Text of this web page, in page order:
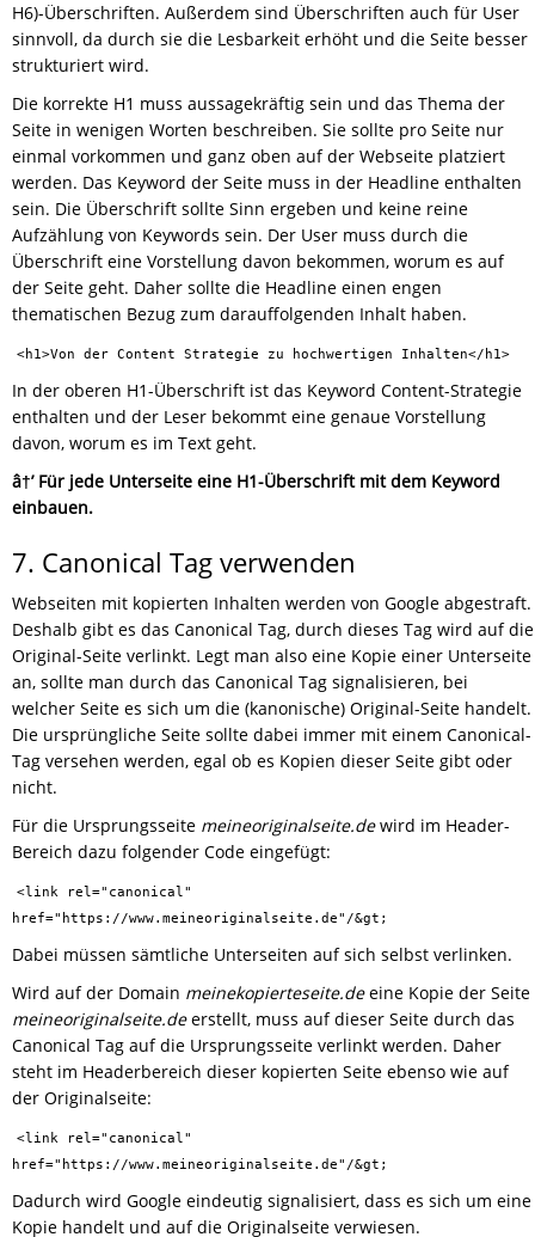
H6)-Überschriften. Außerdem sind Überschriften auch für User
sinnvoll, da durch sie die Lesbarkeit erhöht und die Seite besser
strukturiert wird.
Die korrekte H1 muss aussagekräftig sein und das Thema der
Seite in wenigen Worten beschreiben. Sie sollte pro Seite nur
einmal vorkommen und ganz oben auf der Webseite platziert
werden. Das Keyword der Seite muss in der Headline enthalten
sein. Die Überschrift sollte Sinn ergeben und keine reine
Aufzählung von Keywords sein. Der User muss durch die
Überschrift eine Vorstellung davon bekommen, worum es auf
der Seite geht. Daher sollte die Headline einen engen
thematischen Bezug zum darauffolgenden Inhalt haben.
<h1>Von der Content Strategie zu hochwertigen Inhalten</h1>
In der oberen H1-Überschrift ist das Keyword Content-Strategie
enthalten und der Leser bekommt eine genaue Vorstellung
davon, worum es im Text geht.
â†’ Für jede Unterseite eine H1-Überschrift mit dem Keyword
einbauen.
7. Canonical Tag verwenden
Webseiten mit kopierten Inhalten werden von Google abgestraft.
Deshalb gibt es das Canonical Tag, durch dieses Tag wird auf die
Original-Seite verlinkt. Legt man also eine Kopie einer Unterseite
an, sollte man durch das Canonical Tag signalisieren, bei
welcher Seite es sich um die (kanonische) Original-Seite handelt.
Die ursprüngliche Seite sollte dabei immer mit einem Canonical-
Tag versehen werden, egal ob es Kopien dieser Seite gibt oder
nicht.
Für die Ursprungsseite meineoriginalseite.dewird im Header-
Bereich dazu folgender Code eingefügt:
<link rel="canonical"
href="https://www.meineoriginalseite.de"/&gt;
Dabei müssen sämtliche Unterseiten auf sich selbst verlinken.
Wird auf der Domain meinekopierteseite.deeine Kopie der Seite
meineoriginalseite.deerstellt, muss auf dieser Seite durch das
Canonical Tag auf die Ursprungsseite verlinkt werden. Daher
steht im Headerbereich dieser kopierten Seite ebenso wie auf
der Originalseite:
<link rel="canonical"
href="https://www.meineoriginalseite.de"/&gt;
Dadurch wird Google eindeutig signalisiert, dass es sich um eine
Kopie handelt und auf die Originalseite verwiesen.